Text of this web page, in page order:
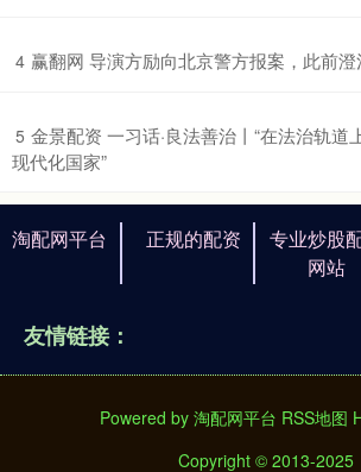
4 赢翻网 导演方励向北京警方报案，此前澄
5 金景配资 一习话·良法善治丨“在法治轨道
现代化国家”
淘配网平台 正规的配资
专业炒股
网站
友情链接：
Powered by 淘配网平台 RSS地图
Copyright © 2013-2025